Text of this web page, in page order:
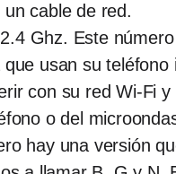
cable de red.
Ghz. Este
usan su teléfono
con su red Wi-Fi y
o del
hay una versión